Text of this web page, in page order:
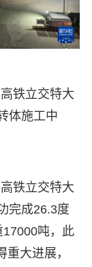
铁立交特大
体施工中
铁立交特大
完成26.3度
17000吨，此
大进展，